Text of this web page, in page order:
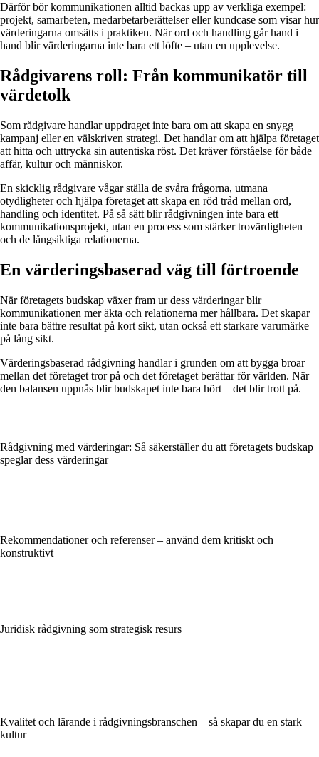
Därför bör kommunikationen alltid backas upp av verkliga exempel:
projekt, samarbeten, medarbetarberättelser eller kundcase som visar hur
värderingarna omsätts i praktiken. När ord och handling går hand i
hand blir värderingarna inte bara ett löfte – utan en upplevelse.
Rådgivarens roll: Från kommunikatör till
värdetolk
Som rådgivare handlar uppdraget inte bara om att skapa en snygg
kampanj eller en välskriven strategi. Det handlar om att hjälpa företaget
att hitta och uttrycka sin autentiska röst. Det kräver förståelse för både
affär, kultur och människor.
En skicklig rådgivare vågar ställa de svåra frågorna, utmana
otydligheter och hjälpa företaget att skapa en röd tråd mellan ord,
handling och identitet. På så sätt blir rådgivningen inte bara ett
kommunikationsprojekt, utan en process som stärker trovärdigheten
och de långsiktiga relationerna.
En värderingsbaserad väg till förtroende
När företagets budskap växer fram ur dess värderingar blir
kommunikationen mer äkta och relationerna mer hållbara. Det skapar
inte bara bättre resultat på kort sikt, utan också ett starkare varumärke
på lång sikt.
Värderingsbaserad rådgivning handlar i grunden om att bygga broar
mellan det företaget tror på och det företaget berättar för världen. När
den balansen uppnås blir budskapet inte bara hört – det blir trott på.
Rådgivning med värderingar: Så säkerställer du att företagets budskap
speglar dess värderingar
Rekommendationer och referenser – använd dem kritiskt och
konstruktivt
Juridisk rådgivning som strategisk resurs
Kvalitet och lärande i rådgivningsbranschen – så skapar du en stark
kultur